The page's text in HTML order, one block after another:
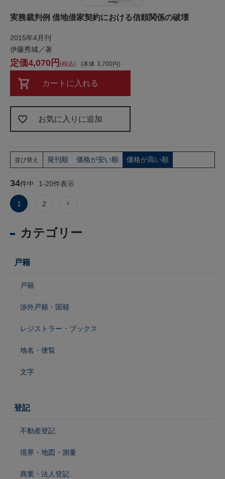
実務裁判例 借地借家契約における信頼関係の破壊
2015年4月刊
伊藤秀城／著
本体 3,700
4,070 税込
カートに入れる
お気に入りに追加
並び替え 発刊順 価格が安い順 価格が高い順
34件中 1-20件表示
1 2
カテゴリー
戸籍
戸籍
渉外戸籍・国籍
レジストラー・ブックス
地名・便覧
文字
登記
不動産登記
境界・地図・測量
商業・法人登記